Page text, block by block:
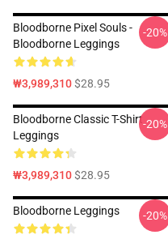
Bloodborne Pixel Souls -
Bloodborne Leggings
₩3,989,310$28.95
-20%
Bloodborne Classic T-Shirt
Leggings
₩3,989,310$28.95
-20%
Bloodborne Leggings -20%